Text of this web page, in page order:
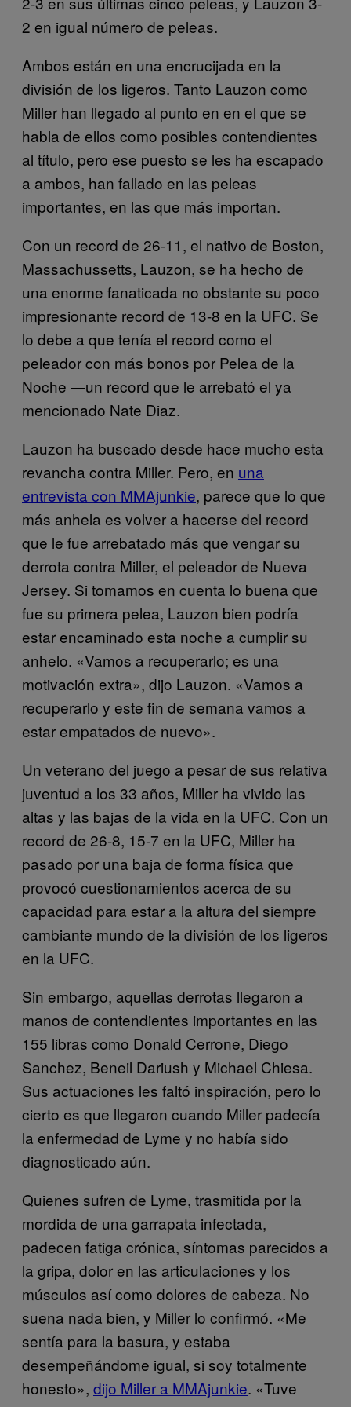
2 en igual número de peleas.
Ambos están en una encrucijada en la
división de los ligeros. Tanto Lauzon como
Miller han llegado al punto en en el que se
habla de ellos como posibles contendientes
al título, pero ese puesto se les ha escapado
a ambos, han fallado en las peleas
importantes, en las que más importan.
Con un record de 26-11, el nativo de Boston,
Massachussetts, Lauzon, se ha hecho de
una enorme fanaticada no obstante su poco
impresionante record de 13-8 en la UFC. Se
lo debe a que tenía el record como el
peleador con más bonos por Pelea de la
Noche —un record que le arrebató el ya
mencionado Nate Diaz.
Lauzon ha buscado desde hace mucho esta
revancha contra Miller. Pero, en una
entrevista con MMAjunkie, parece que lo que
más anhela es volver a hacerse del record
que le fue arrebatado más que vengar su
derrota contra Miller, el peleador de Nueva
Jersey. Si tomamos en cuenta lo buena que
fue su primera pelea, Lauzon bien podría
estar encaminado esta noche a cumplir su
anhelo. «Vamos a recuperarlo; es una
motivación extra», dijo Lauzon. «Vamos a
recuperarlo y este fin de semana vamos a
estar empatados de nuevo».
Un veterano del juego a pesar de sus relativa
juventud a los 33 años, Miller ha vivido las
altas y las bajas de la vida en la UFC. Con un
record de 26-8, 15-7 en la UFC, Miller ha
pasado por una baja de forma física que
provocó cuestionamientos acerca de su
capacidad para estar a la altura del siempre
cambiante mundo de la división de los ligeros
en la UFC.
Sin embargo, aquellas derrotas llegaron a
manos de contendientes importantes en las
155 libras como Donald Cerrone, Diego
Sanchez, Beneil Dariush y Michael Chiesa.
Sus actuaciones les faltó inspiración, pero lo
cierto es que llegaron cuando Miller padecía
la enfermedad de Lyme y no había sido
diagnosticado aún.
Quienes sufren de Lyme, trasmitida por la
mordida de una garrapata infectada,
padecen fatiga crónica, síntomas parecidos a
la gripa, dolor en las articulaciones y los
músculos así como dolores de cabeza. No
suena nada bien, y Miller lo confirmó. «Me
sentía para la basura, y estaba
desempeñándome igual, si soy totalmente
honesto», dijo Miller a MMAjunkie. «Tuve